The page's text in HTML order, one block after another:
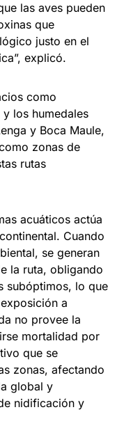
las aves pueden
que
justo en el
explicó.
como
los humedales
y Boca Maule,
zonas de
rutas
acuáticos actúa
Cuando
se generan
la ruta, obligando
subóptimos, lo que
a
no provee la
mortalidad por
que se
zonas, afectando
global y
nidificación y